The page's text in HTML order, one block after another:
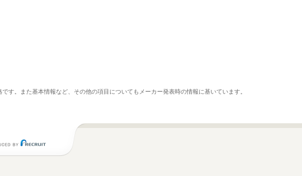
す。また基本情報など、その他の項目についてもメーカー発表時の情報に基いています。